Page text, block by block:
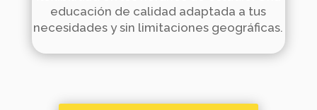
educación de calidad adaptada a tus
necesidades y sin limitaciones geográficas.